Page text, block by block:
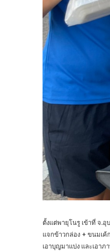
ตั้งแต่พายุโนรู เข้าที่ จ.
แจกข้าวกล่อง + ขนมเค้
เอาบุญมาแบ่ง และเอา